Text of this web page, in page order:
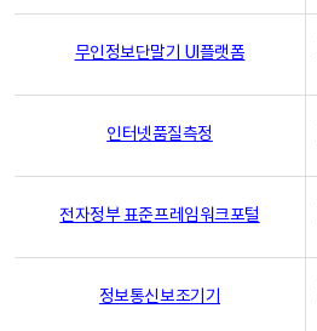
무인정보단말기 UI플랫폼
인터넷품질측정
전자정부 표준프레임워크포털
정보통신보조기기